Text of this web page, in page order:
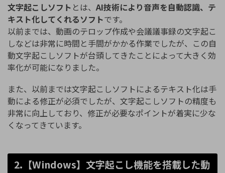
文字起こしソフト とは、 AI技術により音声を自動認識、テ
キスト化してくれるソフトです。
以前までは、動画のテロップ作成や会議議事録の文字起こ
しなどは非常に時間と手間がかかる作業でしたが、この自
動文字起こしソフトが台頭してきたことによって大きく効
率化が可能になりました。
また、以前までは文字起こしソフトによるテキスト化は手
動による修正が必須でしたが、文字起こしソフトの精度も
非常に向上しており、修正が必要なポイントが着実に少な
くなってきています。
2.【Windows】文字起こし機能を搭載した動